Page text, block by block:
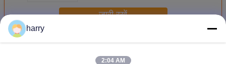
जारी रखें
अधिकस्वचालन नियंत्रण रिले
harry
2:04 AM